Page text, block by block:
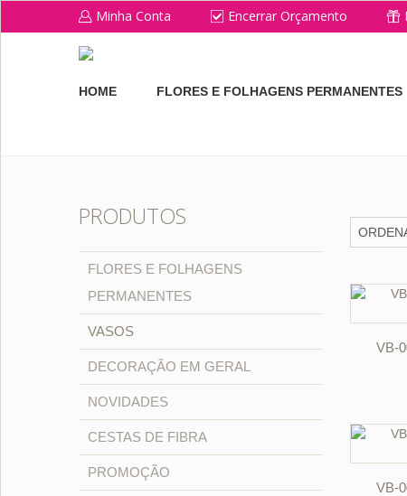
Minha Conta Encerrar Orçamento
HOME FLORES E FOLHAGENS PERMANENTES
VB-
VB-
PRODUTOS
FLORES E FOLHAGENS
PERMANENTES
VASOS
DECORAÇÃO EM GERAL
NOVIDADES
CESTAS DE FIBRA
PROMOÇÃO